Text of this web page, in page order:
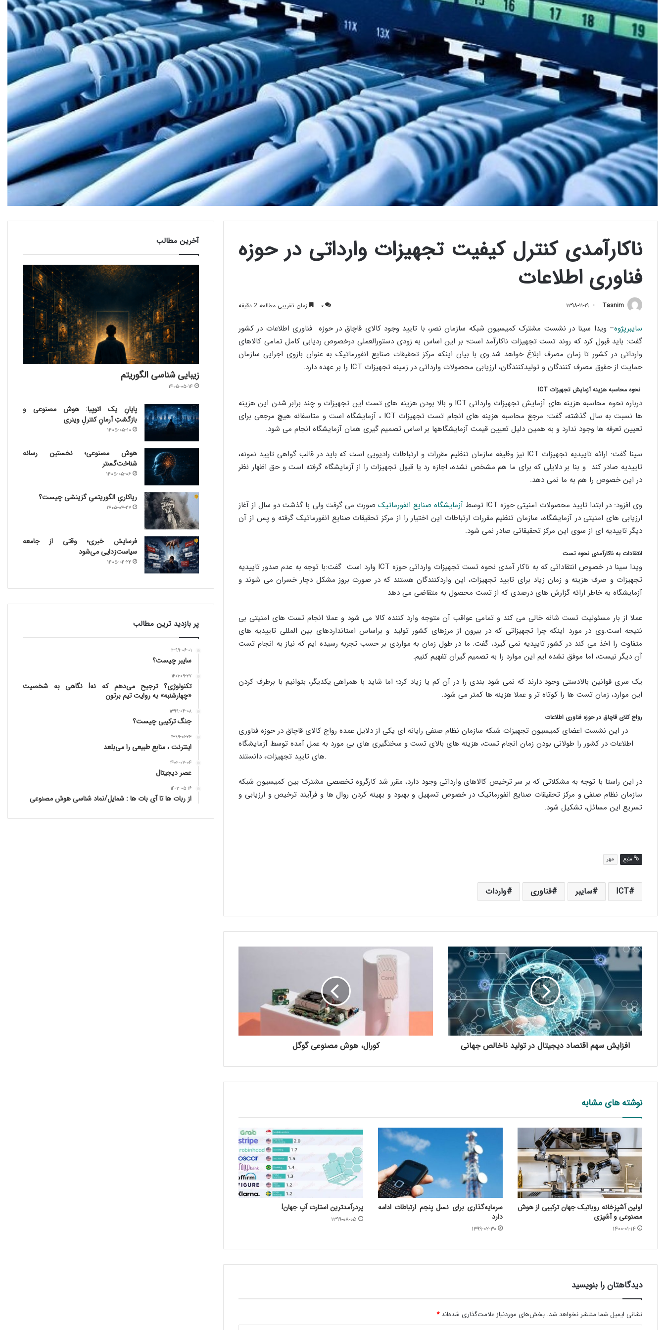
ناکارآمدی کنترل کیفیت تجهیزات وارداتی در حوزه
فناوری اطلاعات
Tasnim ۱۳۹۸-۱۱-۱۹ ۰ زمان تقریبی مطالعه 2 دقیقه
سایبرپژوه– ویدا سینا در نشست مشترک کمیسیون شبکه سازمان نصر، با تایید وجود کالای قاچاق در حوزه فناوری اطلاعات در کشور
گفت: باید قبول کرد که روند تست تجهیزات ناکارآمد است؛ بر این اساس به زودی دستورالعملی درخصوص ردیابی کامل تمامی کالاهای
وارداتی در کشور تا زمان مصرف ابلاغ خواهد شد.وی با بیان اینکه مرکز تحقیقات صنایع انفورماتیک به عنوان بازوی اجرایی سازمان
حمایت از حقوق مصرف کنندگان و تولیدکنندگان، ارزیابی محصولات وارداتی در زمینه تجهیزات ICT را بر عهده دارد.
نحوه محاسبه هزینه آزمایش تجهیزات ICT
درباره نحوه محاسبه هزینه های آزمایش تجهیزات وارداتی ICT و بالا بودن هزینه های تست این تجهیزات و چند برابر شدن این هزینه
ها نسبت به سال گذشته، گفت: مرجع محاسبه هزینه های انجام تست تجهیزات ICT ، آزمایشگاه است و متاسفانه هیچ مرجعی برای
تعیین تعرفه ها وجود ندارد و به همین دلیل تعیین قیمت آزمایشگاهها بر اساس تصمیم گیری همان آزمایشگاه انجام می شود.
سینا گفت: ارائه تاییدیه تجهیزات ICT نیز وظیفه سازمان تنظیم مقررات و ارتباطات رادیویی است که باید در قالب گواهی تایید نمونه،
تاییدیه صادر کند و بنا بر دلایلی که برای ما هم مشخص نشده، اجازه رد یا قبول تجهیزات را از آزمایشگاه گرفته است و حق اظهار نظر
در این خصوص را هم به ما نمی دهد.
وی افزود: در ابتدا تایید محصولات امنیتی حوزه ICT توسط آزمایشگاه صنایع انفورماتیک صورت می گرفت ولی با گذشت دو سال از آغاز
ارزیابی های امنیتی در آزمایشگاه، سازمان تنظیم مقررات ارتباطات این اختیار را از مرکز تحقیقات صنایع انفورماتیک گرفته و پس از آن
دیگر تاییدیه ای از سوی این مرکز تحقیقاتی صادر نمی شود.
انتقادات به ناکارآمدی نحوه تست
ویدا سینا در خصوص انتقاداتی که به ناکار آمدی نحوه تست تجهیزات وارداتی حوزه ICT وارد است گفت:با توجه به عدم صدور تاییدیه
تجهیزات و صرف هزینه و زمان زیاد برای تایید تجهیزات، این واردکنندگان هستند که در صورت بروز مشکل دچار خسران می شوند و
آزمایشگاه به خاطر ارائه گزارش های درصدی که از تست محصول به متقاضی می دهد
عملا از بار مسئولیت تست شانه خالی می کند و تمامی عواقب آن متوجه وارد کننده کالا می شود و عملا انجام تست های امنیتی بی
نتیجه است.وی در مورد اینکه چرا تجهیزاتی که در بیرون از مرزهای کشور تولید و براساس استانداردهای بین المللی تاییدیه های
متفاوت را اخذ می کند در کشور تاییدیه نمی گیرد، گفت: ما در طول زمان به مواردی بر حسب تجربه رسیده ایم که نیاز به انجام تست
آن دیگر نیست، اما موفق نشده ایم این موارد را به تصمیم گیران تفهیم کنیم.
یک سری قوانین بالادستی وجود دارند که نمی شود بندی را در آن کم یا زیاد کرد؛ اما شاید با همراهی یکدیگر، بتوانیم با برطرف کردن
این موارد، زمان تست ها را کوتاه تر و عملا هزینه ها کمتر می شود.
رواج کلای قاچاق در حوزه فناوری اطلاعات
در این نشست اعضای کمیسیون تجهیزات شبکه سازمان نظام صنفی رایانه ای یکی از دلایل عمده رواج کالای قاچاق در حوزه فناوری
اطلاعات در کشور را طولانی بودن زمان انجام تست، هزینه های بالای تست و سختگیری های بی مورد به عمل آمده توسط آزمایشگاه
های تایید تجهیزات، دانستند.
در این راستا با توجه به مشکلاتی که بر سر ترخیص کالاهای وارداتی وجود دارد، مقرر شد کارگروه تخصصی مشترک بین کمیسیون شبکه
سازمان نظام صنفی و مرکز تحقیقات صنایع انفورماتیک در خصوص تسهیل و بهبود و بهینه کردن روال ها و فرآیند ترخیص و ارزیابی و
تسریع این مسائل، تشکیل شود.
منبع مهر
ICT سایبر فناوری واردات
افزایش سهم اقتصاد دیجیتال در تولید ناخالص جهانی کورال، هوش مصنوعی گوگل
نوشته های مشابه
اولین آشپزخانه‌ روباتیک جهان ترکیبی از هوش
مصنوعی و آشپزی
۱۴۰۰-۰۱-۱۴
سرمایه‌گذاری برای نسل پنجم ارتباطات ادامه
دارد
۱۳۹۹-۰۲-۳۰
پردرآمدترین استارت آپ جهان!
۱۳۹۹-۰۸-۰۵
دیدگاهتان را بنویسید
نشانی ایمیل شما منتشر نخواهد شد. بخش‌های موردنیاز علامت‌گذاری شده‌اند*
آخرین مطالب
زیبایی شناسی الگوریتم
۱۴۰۵-۰۵-۱۴
پایانِ یک اتوپیا: هوش مصنوعی و
بازگشتِ آرمانِ کنترلِ وینری
۱۴۰۵-۰۵-۱۰
هوش مصنوعی؛ نخستین رسانه
شناخت‌گستر
۱۴۰۵-۰۵-۰۶
ریاکاریِ الگوریتمیِ گزینشی چیست؟
۱۴۰۵-۰۴-۲۷
فرسایش خبری؛ وقتی از جامعه
سیاست‌زدایی می‌شود
۱۴۰۵-۰۴-۲۲
پر بازدید ترین مطالب
۱۳۹۹-۰۶-۰۱
سایبر چیست؟
۱۴۰۱-۰۹-۲۷
تکنولوژی؟ ترجیح می‌دهم که نه! نگاهی به شخصیت
«چهارشنبه» به روایت تیم برتون
۱۳۹۹-۰۴-۰۸
جنگ ترکیبی چیست؟
۱۳۹۹-۰۱-۲۴
اینترنت ، منابع طبیعی را می‌بلعد
۱۴۰۲-۰۷-۰۴
عصر دیجیتال
۱۴۰۲-۰۵-۱۶
از ربات ها تا آی بات ها : شمایل/نماد شناسی هوش مصنوعی